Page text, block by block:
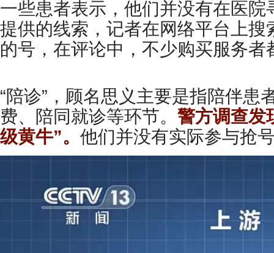
一些患者表示，他们并没有在医
提供的线索，记者在网络平台上搜
的号，在评论中，不少购买服务
“陪诊”，顾名思义主要是指陪伴
费、陪同就诊等环节。 警方调查发
级黄牛”。 他们并没有实际参与抢